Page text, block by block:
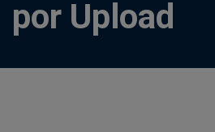
por Upload